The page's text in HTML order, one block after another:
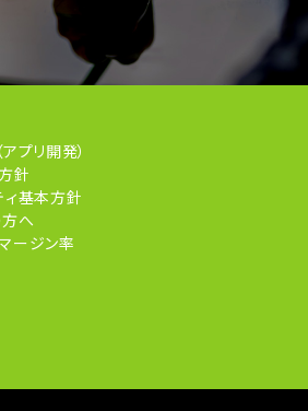
プリ開発）
針
ィ基本方針
へ
ージン率